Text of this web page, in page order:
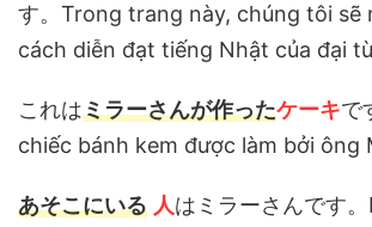
す。Trong trang này, chúng tôi sẽ
cách diễn đạt tiếng Nhật của đại
これはミラーさんが作ったケーキで
chiếc bánh kem được làm bởi ông
あそこにいる 人はミラーさんです